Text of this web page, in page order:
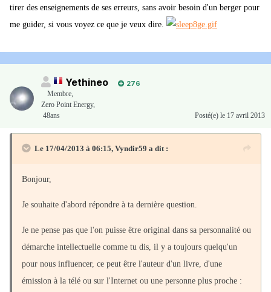
tirer des enseignements de ses erreurs, sans avoir besoin d'un berger pour
me guider, si vous voyez ce que je veux dire.
Yethineo
276
Membre
Zero Point Energy,
48ans
Posté(e) le 17 avril 2013
Le 17/04/2013 à 06:15, Vyndir59 a dit :
Bonjour,
Je souhaite d'abord répondre à ta dernière question.
Je ne pense pas que l'on puisse être original dans sa personnalité ou
démarche intellectuelle comme tu dis, il y a toujours quelqu'un
pour nous influencer, ce peut être l'auteur d'un livre, d'une
émission à la télé ou sur l'Internet ou une personne plus proche :